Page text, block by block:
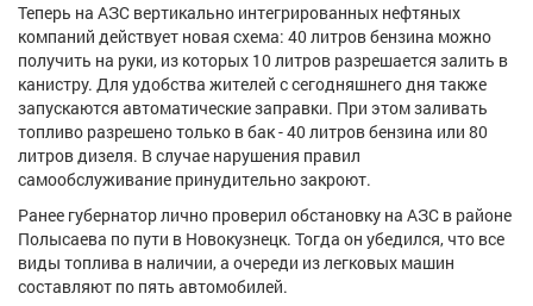
Афиша Обучение Проекты
Товары Поздравления Погода
Теперь на АЗС вертикально интегрированных нефтяных
компаний действует новая схема: 40 литров бензина можно
получить на руки, из которых 10 литров разрешается залить в
канистру. Для удобства жителей с сегодняшнего дня также
запускаются автоматические заправки. При этом заливать
топливо разрешено только в бак - 40 литров бензина или 80
литров дизеля. В случае нарушения правил
самообслуживание принудительно закроют.
Ранее губернатор лично проверил обстановку на АЗС в районе
Полысаева по пути в Новокузнецк. Тогда он убедился, что все
виды топлива в наличии, а очереди из легковых машин
составляют по пять автомобилей.